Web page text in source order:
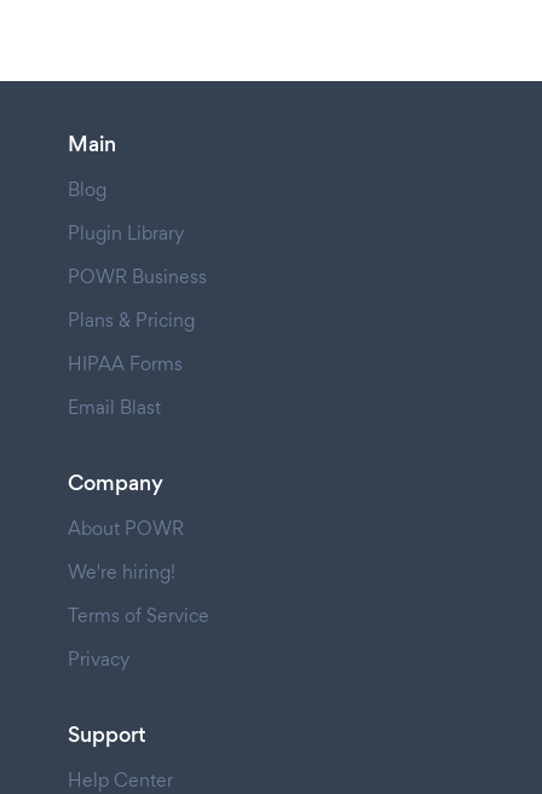
Main
Blog
Plugin Library
POWR Business
Plans & Pricing
HIPAA Forms
Email Blast
Company
About POWR
We're hiring!
Terms of Service
Privacy
Support
Help Center